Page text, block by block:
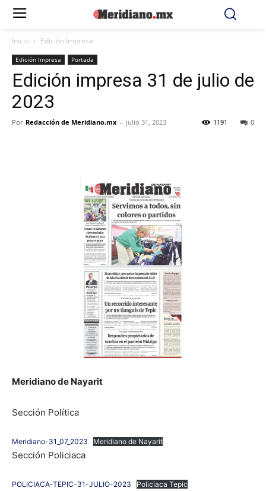
Inicio Edición Impresa
Edición Impresa Portada
Edición impresa 31 de julio de
2023
Por Redacción de Meridiano.mx - julio 31, 2023 0
1191
Meridiano de Nayarit
Sección Política
Meridiano-31_07_2023 Meridiano de Nayarit
Sección Policiaca
POLICIACA-TEPIC-31-JULIO-2023 Policiaca Tepic